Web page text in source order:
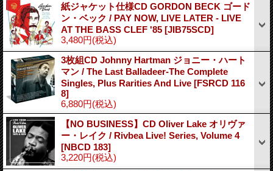
紙ジャケット仕様CD GORDON BECK ゴード
ン・ベック / PAY NOW, LIVE LATER - LIVE
AT THE BASS CLEF '85 [JIB75SCD]
3,480円(税込)
3枚組CD Johnny Hartman ジョニー・ハート
マン / The Last Balladeer-The Complete
Singles, Plus Rarities And Live [FSRCD 116
8]
6,880円(税込)
【NO BUSINESS】CD Oliver Lake オリヴァ
ー・レイク / Rivbea Live! Series, Volume 4
[NBCD 183]
3,220円(税込)